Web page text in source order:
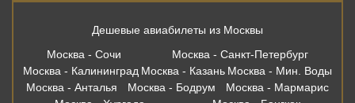
Дешевые авиабилеты из Москвы
Москва - Сочи
Москва - Санкт-Петербург
Москва - Калининград Москва - Казань Москва - Мин. Воды
Москва - Анталья
Москва - Бодрум
Москва - Мармарис